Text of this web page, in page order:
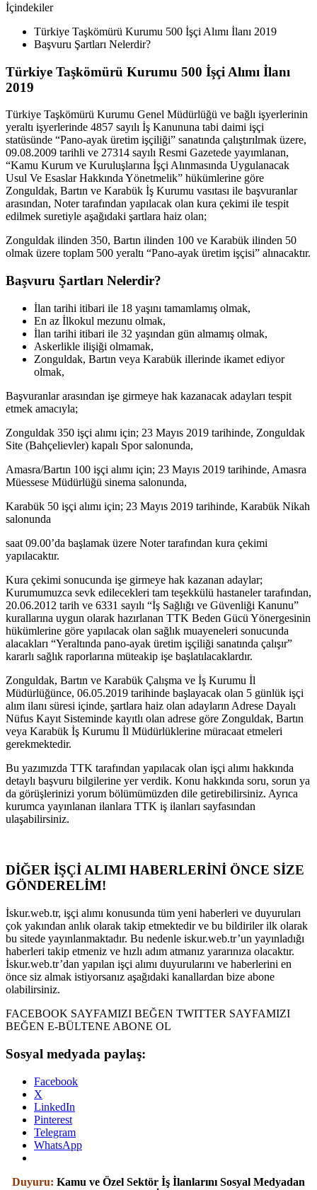
İçindekiler
Türkiye Taşkömürü Kurumu 500 İşçi Alımı İlanı 2019
Başvuru Şartları Nelerdir?
Türkiye Taşkömürü Kurumu 500 İşçi Alımı İlanı
2019
Türkiye Taşkömürü Kurumu Genel Müdürlüğü ve bağlı işyerlerinin
yeraltı işyerlerinde 4857 sayılı İş Kanununa tabi daimi işçi
statüsünde “Pano-ayak üretim işçiliği” sanatında çalıştırılmak üzere,
09.08.2009 tarihli ve 27314 sayılı Resmi Gazetede yayımlanan,
“Kamu Kurum ve Kuruluşlarına İşçi Alınmasında Uygulanacak
Usul Ve Esaslar Hakkında Yönetmelik” hükümlerine göre
Zonguldak, Bartın ve Karabük İş Kurumu vasıtası ile başvuranlar
arasından, Noter tarafından yapılacak olan kura çekimi ile tespit
edilmek suretiyle aşağıdaki şartlara haiz olan;
Zonguldak ilinden 350, Bartın ilinden 100 ve Karabük ilinden 50
olmak üzere toplam 500 yeraltı “Pano-ayak üretim işçisi” alınacaktır.
Başvuru Şartları Nelerdir?
İlan tarihi itibari ile 18 yaşını tamamlamış olmak,
En az İlkokul mezunu olmak,
İlan tarihi itibari ile 32 yaşından gün almamış olmak,
Askerlikle ilişiği olmamak,
Zonguldak, Bartın veya Karabük illerinde ikamet ediyor
olmak,
Başvuranlar arasından işe girmeye hak kazanacak adayları tespit
etmek amacıyla;
Zonguldak 350 işçi alımı için; 23 Mayıs 2019 tarihinde, Zonguldak
Site (Bahçelievler) kapalı Spor salonunda,
Amasra/Bartın 100 işçi alımı için; 23 Mayıs 2019 tarihinde, Amasra
Müessese Müdürlüğü sinema salonunda,
Karabük 50 işçi alımı için; 23 Mayıs 2019 tarihinde, Karabük Nikah
salonunda
saat 09.00’da başlamak üzere Noter tarafından kura çekimi
yapılacaktır.
Kura çekimi sonucunda işe girmeye hak kazanan adaylar;
Kurumumuzca sevk edilecekleri tam teşekkülü hastaneler tarafından,
20.06.2012 tarih ve 6331 sayılı “İş Sağlığı ve Güvenliği Kanunu”
kurallarına uygun olarak hazırlanan TTK Beden Gücü Yönergesinin
hükümlerine göre yapılacak olan sağlık muayeneleri sonucunda
alacakları “Yeraltında pano-ayak üretim işçiliği sanatında çalışır”
kararlı sağlık raporlarına müteakip işe başlatılacaklardır.
Zonguldak, Bartın ve Karabük Çalışma ve İş Kurumu İl
Müdürlüğünce, 06.05.2019 tarihinde başlayacak olan 5 günlük işçi
alım ilanı süresi içinde, şartlara haiz olan adayların Adrese Dayalı
Nüfus Kayıt Sisteminde kayıtlı olan adrese göre Zonguldak, Bartın
veya Karabük İş Kurumu İl Müdürlüklerine müracaat etmeleri
gerekmektedir.
Bu yazımızda TTK tarafından yapılacak olan işçi alımı hakkında
detaylı başvuru bilgilerine yer verdik. Konu hakkında soru, sorun ya
da görüşlerinizi yorum bölümümüzden dile getirebilirsiniz. Ayrıca
kurumca yayınlanan ilanlara TTK iş ilanları sayfasından
ulaşabilirsiniz.
DİĞER İŞÇİ ALIMI HABERLERİNİ ÖNCE SİZE
GÖNDERELİM!
İskur.web.tr, işçi alımı konusunda tüm yeni haberleri ve duyuruları
çok yakından anlık olarak takip etmektedir ve bu bildiriler ilk olarak
bu sitede yayınlanmaktadır. Bu nedenle iskur.web.tr’un yayınladığı
haberleri takip etmeniz ve hızlı adım atmanız yararınıza olacaktır.
İskur.web.tr’dan yapılan işçi alımı duyurularını ve haberlerini en
önce siz almak istiyorsanız aşağıdaki kanallardan bize abone
olabilirsiniz.
FACEBOOK SAYFAMIZI BEĞEN TWITTER SAYFAMIZI
BEĞEN E-BÜLTENE ABONE OL
Sosyal medyada paylaş:
Facebook
X
LinkedIn
Pinterest
Telegram
WhatsApp
Duyuru: Kamu ve Özel Sektör İş İlanlarını Sosyal Medyadan